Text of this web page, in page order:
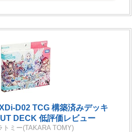
D02 TCG 構築済みデッキ
DECK 低評価レビュー
トミー(TAKARA TOMY)